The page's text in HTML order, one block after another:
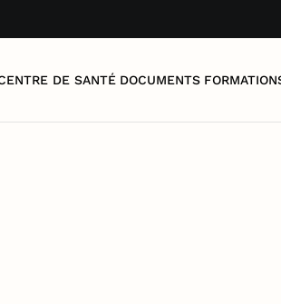
DE SANTÉ DOCUMENTS